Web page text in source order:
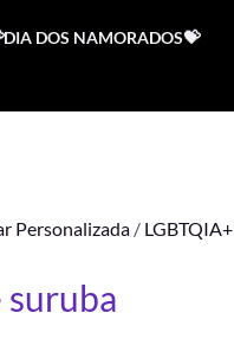
DOS NAMORADOS💝
Personalizada / LGBTQIA+
suruba